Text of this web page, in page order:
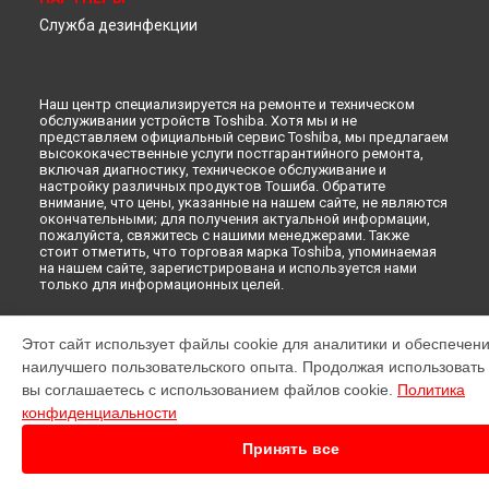
Служба дезинфекции
Наш центр специализируется на ремонте и техническом
обслуживании устройств Toshiba. Хотя мы и не
представляем официальный сервис Toshiba, мы предлагаем
высококачественные услуги постгарантийного ремонта,
включая диагностику, техническое обслуживание и
настройку различных продуктов Тошиба. Обратите
внимание, что цены, указанные на нашем сайте, не являются
окончательными; для получения актуальной информации,
пожалуйста, свяжитесь с нашими менеджерами. Также
стоит отметить, что торговая марка Toshiba, упоминаемая
на нашем сайте, зарегистрирована и используется нами
только для информационных целей.
Toshiba.
Этот сайт использует файлы cookie для аналитики и
наилучшего пользовательского опыта. Продолжая использовать
вы соглашаетесь с использованием файлов cookie. Политика
конфиденциальности
Принять все